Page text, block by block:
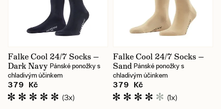
Falke Cool 24/7 Socks —
Dark Navy Pánské ponožky s
chladivým účinkem
379 Kč
(3x)
Falke Cool 24/7 Socks —
Sand Pánské ponožky s
chladivým účinkem
379 Kč
(1x)